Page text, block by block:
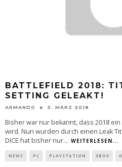
BATTLEFIELD 2018:
SETTING GELEAKT!
ARMANDO 3. MÄRZ 2018
Bisher war nur bekannt, dass 2018
wird. Nun wurden durch einen Leak
DICE hat bisher nur... WEITERLESEN...
NEWS PC PLAYSTATION XBOX